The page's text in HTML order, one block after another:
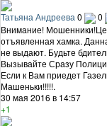
Татьяна Андреева 0
0
Внимание!
отъявленная хамка.
не выдают. Будьте
Вызывайте Сразу
Если к Вам приедет
Машеньки!!!!!.
30 мая 2016 в 14:57
+1